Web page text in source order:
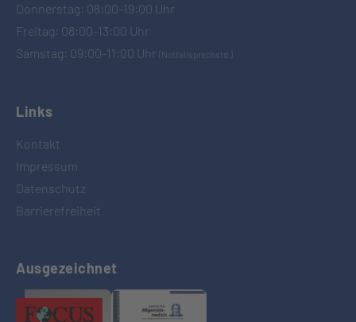
Donnerstag: 08:00-19:00 Uhr
Freitag: 08:00-13:00 Uhr
Samstag: 09:00-11:00 Uhr (Notfallsprechstd.)
Links
Kontakt
Impressum
Datenschutz
Barrierefreiheit
Ausgezeichnet